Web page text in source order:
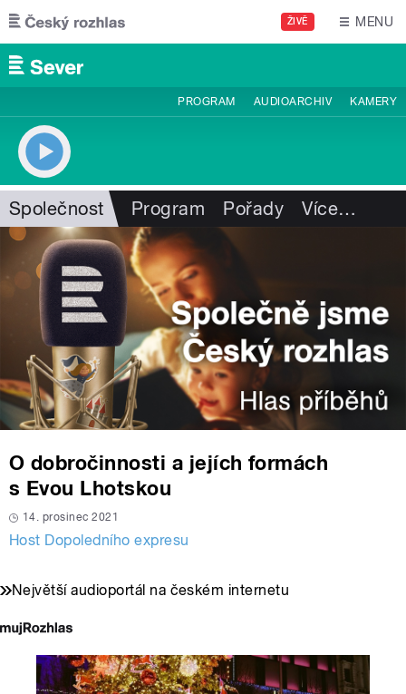
Přejít k hlavnímu obsahu
ŽIVĚ MENU
PROGRAM AUDIOARCHIV KAMERY
Společnost Program Pořady Více…
O dobročinnosti a jejích formách
s Evou Lhotskou
14. prosinec 2021
Host Dopoledního expresu
Největší audioportál na českém internetu